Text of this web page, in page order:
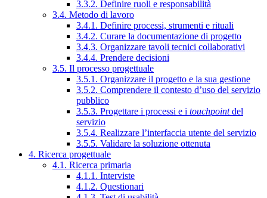
3.3.2. Definire ruoli e responsabilità
3.4. Metodo di lavoro
3.4.1. Definire processi, strumenti e rituali
3.4.2. Curare la documentazione di progetto
3.4.3. Organizzare tavoli tecnici collaborativi
3.4.4. Prendere decisioni
3.5. Il processo progettuale
3.5.1. Organizzare il progetto e la sua gestione
3.5.2. Comprendere il contesto d’uso del servizio
pubblico
3.5.3. Progettare i processi e i touchpointdel
servizio
3.5.4. Realizzare l’interfaccia utente del servizio
3.5.5. Validare la soluzione ottenuta
4. Ricerca progettuale
4.1. Ricerca primaria
4.1.1. Interviste
4.1.2. Questionari